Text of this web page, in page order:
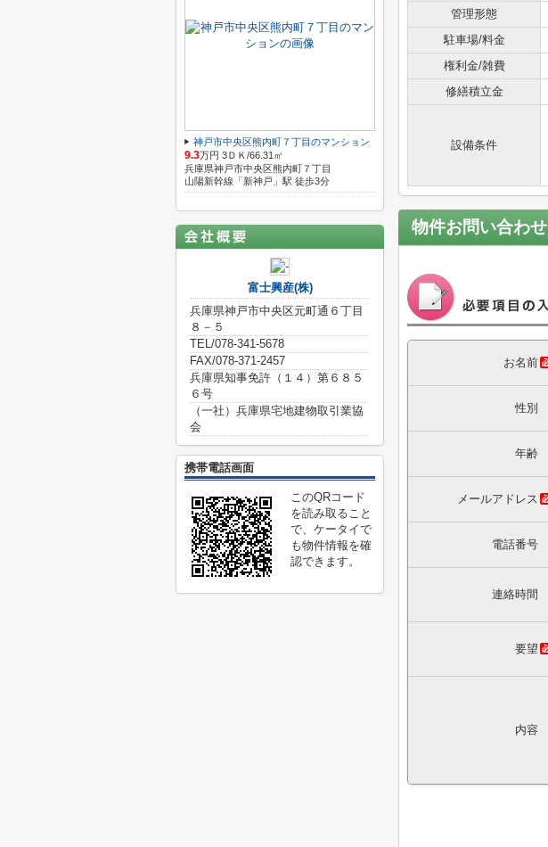
管理形態
駐車場/料金
権利金/雑費
修繕積立金
設備条件
物件お問い合わせ
お名前
性別
年齢
メールアドレス
電話番号
連絡時間
要望
内容
神戸市中央区熊内町７丁目のマンション
9.3万円 3ＤＫ/66.31㎡
兵庫県神戸市中央区熊内町７丁目
山陽新幹線「新神戸」駅 徒歩3分
富士興産(株)
兵庫県神戸市中央区元町通６丁目
８－５
TEL/078-341-5678
FAX/078-371-2457
兵庫県知事免許（１４）第６８５
６号
（一社）兵庫県宅地建物取引業協
会
携帯電話画面
このQRコード
を読み取ること
で、ケータイで
も物件情報を確
認できます。